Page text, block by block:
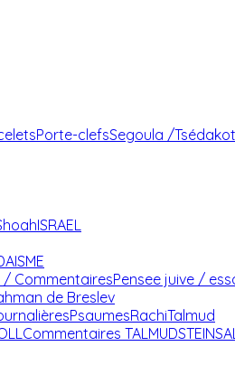
Porte-clefsSegoula /Tsédakot
ISRAEL
/ CommentairesPensee juive /
de Breslev
PsaumesRachiTalmud
Commentaires TALMUD